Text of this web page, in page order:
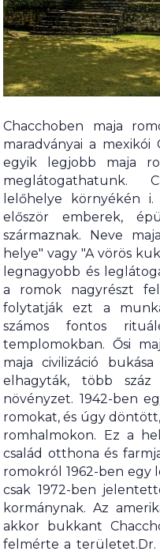
Chacchoben maja
maradványai a mexikói
egyik legjobb maja
meglátogathatunk.
lelőhelye környékén
először emberek,
származnak. Neve
helye" vagy "A vörös
legnagyobb és
a romok nagyrészt
folytatják ezt a
számos fontos
templomokban. Ősi
maja civilizáció
elhagyták, több
növényzet. 1942-ben
romokat, és úgy
romhalmokon. Ez a
család otthona és
romokról 1962-ben egy
csak 1972-ben
kormánynak. Az
akkor bukkant
felmérte a területet.Dr.